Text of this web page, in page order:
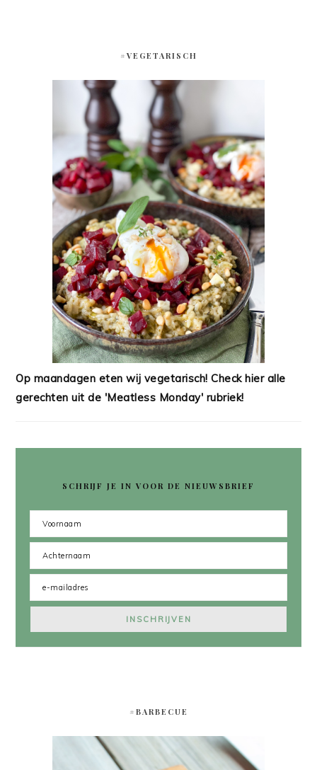
#VEGETARISCH
Op maandagen eten wij vegetarisch! Check hier alle
gerechten uit de 'Meatless Monday' rubriek!
SCHRIJF JE IN VOOR DE NIEUWSBRIEF
#BARBECUE